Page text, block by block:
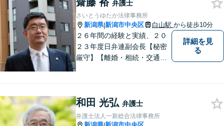
弁護士
さいとうゆたか法律事務所
新潟県|新潟市中央区 白山駅 から徒歩10分
２６年間の経験と実績、２０
２３年度日弁連副会長【秘密
厳守】【離婚・相続・交通事
詳細を見
る
和田 光弘 弁護士
弁護士法人一新総合法律事務所